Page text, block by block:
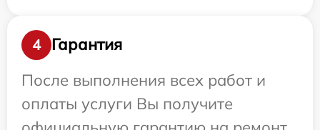
4
Гарантия
После выполнения всех работ и
оплаты услуги Вы получите